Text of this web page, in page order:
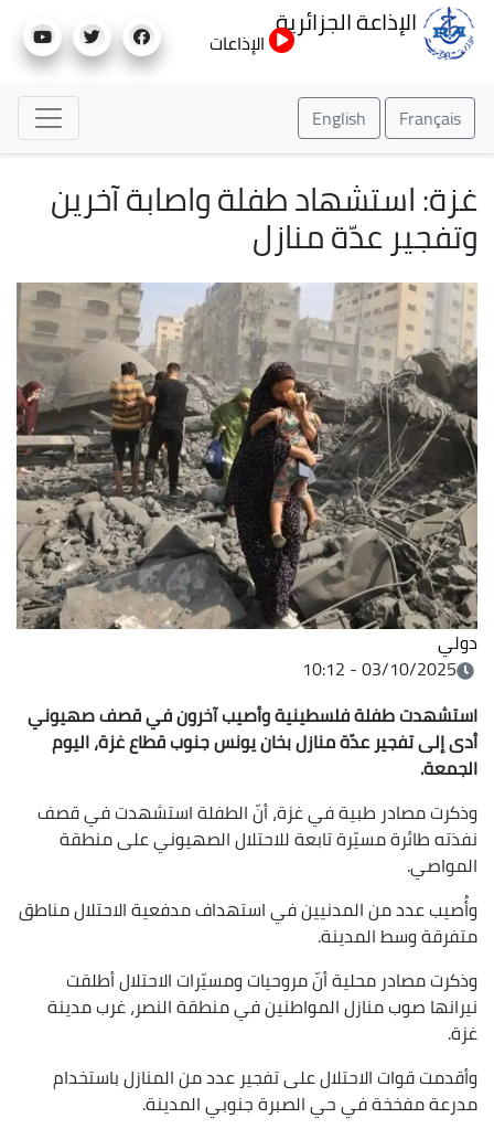
إلى
الإذاعة الجزائرية
الإذاعات
Français
English
غزة: استشهاد طفلة واصابة آخرين
وتفجير عدّة منازل
دولي
03/10/2025 - 10:12
استشهدت طفلة فلسطينية وأصيب آخرون في قصف صهيوني
أدى إلى تفجير عدّة منازل بخان يونس جنوب قطاع غزة، اليوم
الجمعة.
وذكرت مصادر طبية في غزة، أنّ الطفلة استشهدت في قصف
نفذته طائرة مسيّرة تابعة للاحتلال الصهيوني على منطقة
المواصي.
وأُصيب عدد من المدنيين في استهداف مدفعية الاحتلال مناطق
متفرقة وسط المدينة.
وذكرت مصادر محلية أنّ مروحيات ومسيّرات الاحتلال أطلقت
نيرانها صوب منازل المواطنين في منطقة النصر، غرب مدينة
غزة.
وأقدمت قوات الاحتلال على تفجير عدد من المنازل باستخدام
مدرعة مفخخة في حي الصبرة جنوبي المدينة.